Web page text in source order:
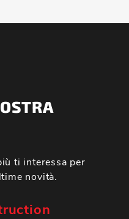
ti interessa per
novità.